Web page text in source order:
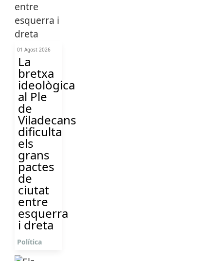
01 Agost 2026
La
bretxa
ideològica
al Ple
de
Viladecans
dificulta
els
grans
pactes
de
ciutat
entre
esquerra
i dreta
Política